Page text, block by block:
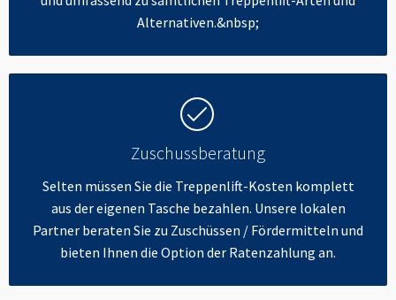
Alternativen.&nbsp;
Zuschussberatung
Selten müssen Sie die Treppenlift-Kosten komplett
aus der eigenen Tasche bezahlen. Unsere lokalen
Partner beraten Sie zu Zuschüssen / Fördermitteln und
bieten Ihnen die Option der Ratenzahlung an.